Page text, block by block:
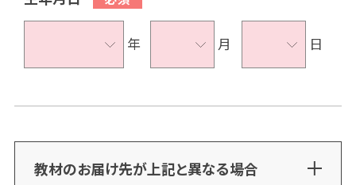
年 月 日
教材のお届け先が上記と異なる場合